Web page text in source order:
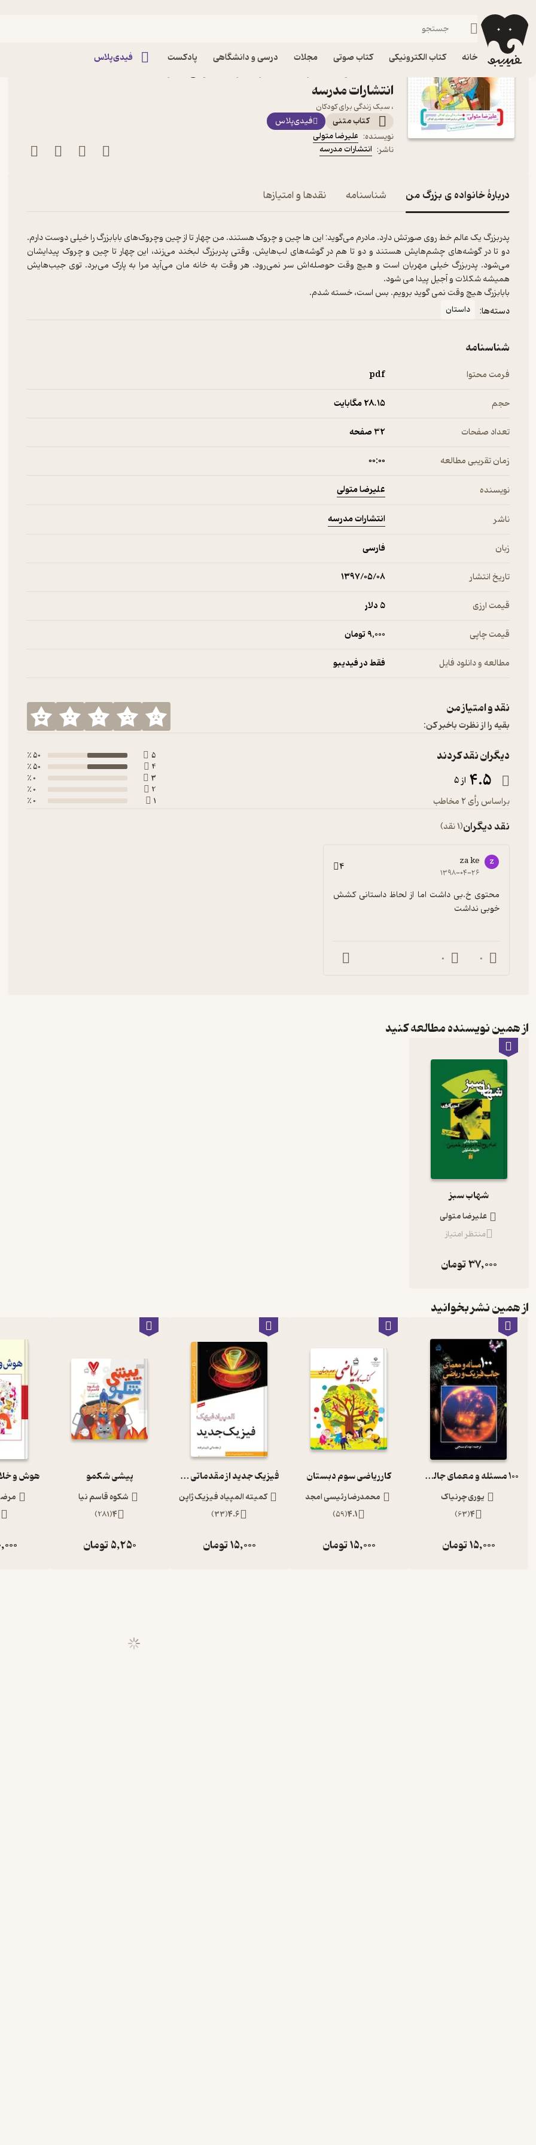
خانه کتاب الکترونیکی کتاب صوتی مجلات درسی و دانشگاهی پادکست فیدی‌پلاس
فیدیبو کتاب الکترونیکی
انتشارات مدرسه
، سبک زندگی برای کودکان
کتاب متنی
فیدی‌پلاس
نویسنده: علیرضا متولی
ناشر: انتشارات مدرسه
دربارۀ خانواده ی بزرگ من شناسنامه نقدها و امتیازها
پدربزرگ یک عالم خط روی صورتش دارد. مادرم می‌گوید: این ها چین و چروک هستند. من چهار تا از چین وچروک‌های بابابزرگ را خیلی دوست دارم.
دو تا در گوشه‌های چشم‌هایش هستند و دو تا هم در گوشه‌های لب‌هایش. وقتی پدربزرگ لبخند می‌زند، این چهار تا چین و چروک پیدایشان
می‌شود. پدربزرگ خیلی مهربان است و هیچ وقت حوصله‌اش سر نمی‌رود. هر وقت به خانه مان می‌آید مرا به پارک می‌برد. توی جیب‌هایش
بابابزرگ هیچ وقت نمی گوید برویم. بس است، خسته شدم.
دسته‌ها: داستان
شناسنامه
فرمت محتوا pdf
حجم 28.۱۵ مگابایت
تعداد صفحات 32 صفحه
زمان تقریبی مطالعه ۰۰:۰۰
نویسنده علیرضا متولی
ناشر انتشارات مدرسه
زبان فارسی
تاریخ انتشار ۱۳۹۷/۰۵/۰۸
قیمت ارزی 5 دلار
قیمت چاپی 9,000 تومان
مطالعه و دانلود فایل فقط در فیدیبو
نقد و امتیاز من
بقیه را از نظرت باخبر کن:
دیگران نقد کردند
4.5 از 5
براساس رأی 2 مخاطب
5
50 ٪
4
50 ٪
3
0 ٪
2
0 ٪
1
0 ٪
نقد دیگران(1 نقد)
z
za ke
۱۳۹۸-۰۴-۲۶ 4
خوبی نداشت
0
0
از همین نویسنده مطالعه کنید
شهاب سبز
علیرضا متولی
منتظر امتیاز
37,000تومان
از همین نشر بخوانید
100 مسئله و معمای جالب فیزیک و ریاضی
یوری چرنیاک
4
(
63
)
15,000تومان
کار ریاضی سوم دبستان
محمدرضا رئیسی امجد
4.1
(
59
)
15,000تومان
فیزیک جدید از مقدماتی تا پیشرفته المپیاد فیزیک 4
کمیته المپیاد فیزیک ژاپن
4.6
(
33
)
15,000تومان
پیشی شکمو
شکوه قاسم نیا
4
(
281
)
5,250تومان